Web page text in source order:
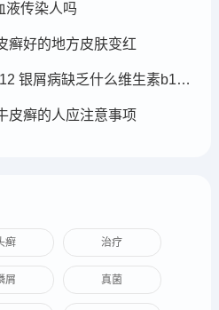
液传染人吗
癣好的地方皮肤变红
银屑病缺乏什么维生素b12 银屑病缺乏什么维生素b12可以补充
皮癣的人应注意事项
癣 治疗
屑 真菌